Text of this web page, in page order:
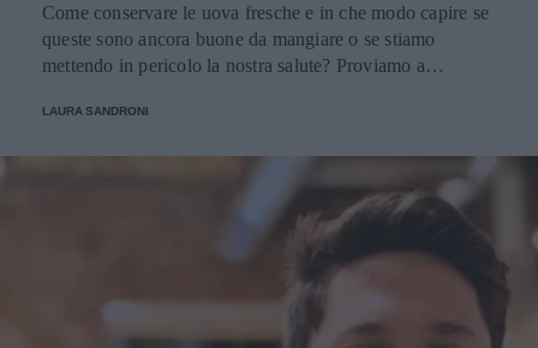
Come conservare le uova fresche e in che modo capire se
queste sono ancora buone da mangiare o se stiamo
mettendo in pericolo la nostra salute? Proviamo a
LAURA SANDRONI